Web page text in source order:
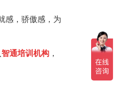
感，骄傲感，为
智通培训机构 ，